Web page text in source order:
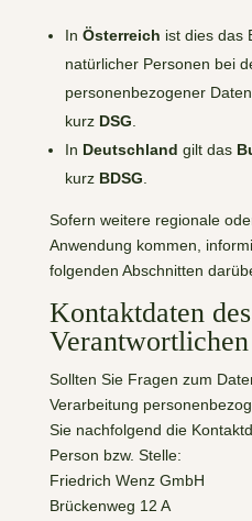
In Österreich ist dies das
natürlicher Personen bei
personenbezogener
kurz DSG
In Deutschland gilt das
kurzBDSG
Sofern weitere regionale
Anwendung kommen,
folgenden Abschnitten
Kontaktdaten des
Verantwortlichen
Sollten Sie Fragen zum
Verarbeitung
Sie nachfolgend die
Person bzw. Stelle:
Friedrich Wenz GmbH
Brückenweg 12 A